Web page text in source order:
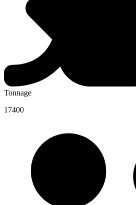
Tonnage
17400